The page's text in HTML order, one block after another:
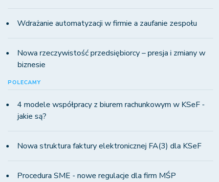
Wdrażanie automatyzacji w firmie a zaufanie zespołu
Nowa rzeczywistość przedsiębiorcy – presja i zmiany w
biznesie
POLECAMY
4 modele współpracy z biurem rachunkowym w KSeF -
jakie są?
Nowa struktura faktury elektronicznej FA(3) dla KSeF
Procedura SME - nowe regulacje dla firm MŚP